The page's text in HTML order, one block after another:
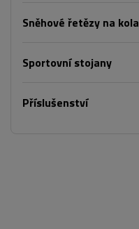
Sněhové řetězy na kola
Sportovní stojany
Příslušenství